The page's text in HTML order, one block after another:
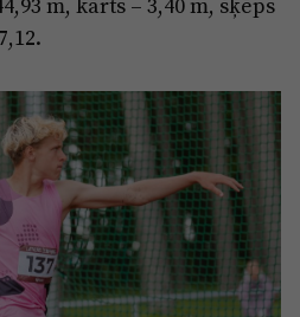
m, kārts – 3,40 m, šķēps